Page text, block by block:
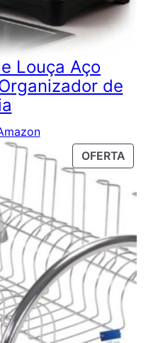
Louça Aço
de
OFERTA